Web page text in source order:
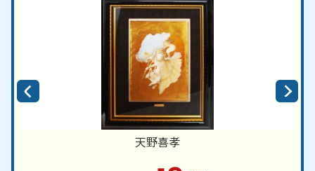
小島新田駅／六郷土手駅
世田谷区 大田区など、周辺地域からのご
依頼にも対応しております。
天野喜孝